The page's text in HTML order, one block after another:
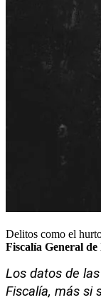
Delitos como el
Fiscalía General de
Los datos de
Fiscalía, más si